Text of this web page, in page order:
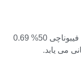
XRP (XRP) در منطقه بین سطح اصلاحی فیبوناچی 50% 0.69